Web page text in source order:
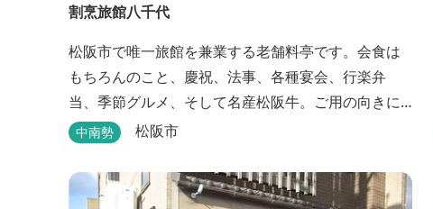
割烹旅館八千代
松阪市で唯一旅館を兼業する老舗料亭です。会食は
もちろんのこと、慶祝、法事、各種宴会、行楽弁
当、季節グルメ、そして名産松阪牛。ご用の向きに
応じて各種お料理提供いたします。また、宿泊のご
木造建築で昔風情をお楽しみください。
中南勢 松阪市